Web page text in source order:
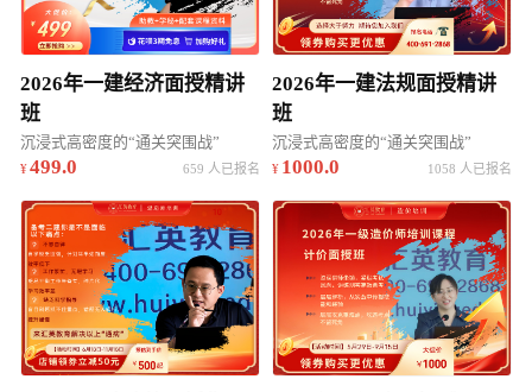
2026年一建经济面授精讲
班
沉浸式高密度的“通关突围战”
499.0 659 人已报名
2026年一建法规面授精讲
班
沉浸式高密度的“通关突围战”
1000.0 1058 人已报名